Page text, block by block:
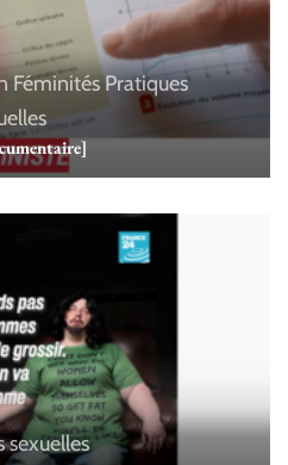
FéminitésPratiques
sexuelles